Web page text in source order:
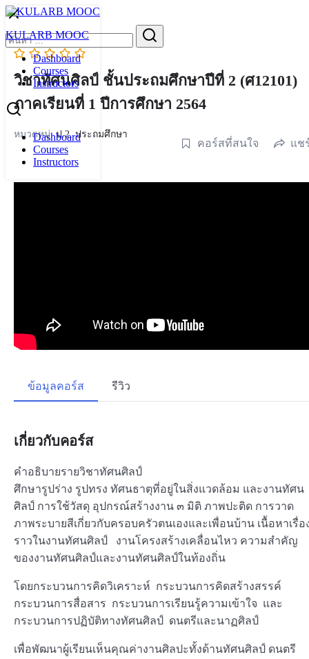
Skip
content
KULARB MOOC
Dashboard
Courses
Instructors
Dashboard
Courses
Instructors
Search
for:
วิชาทัศนศิลป์ ชั้นประถมศึกษาปีที่ 2 (ศ12101)
ภาคเรียนที่ 1 ปีการศึกษา 2564
หมวดหมู่:ป.2,ประถมศึกษา
คอร์สที่สนใจ แช
ข้อมูลคอร์ส รีวิว
เกี่ยวกับคอร์ส
คำอธิบายรายวิชาทัศนศิลป์
ศึกษารูปร่าง รูปทรง ทัศนธาตุที่อยู่ในสิ่งแวดล้อม และงานทัศน
ศิลป์ การใช้วัสดุ อุปกรณ์สร้างงาน ๓ มิติ ภาพปะติด การวาด
ภาพระบายสีเกี่ยวกับครอบครัวตนเองและเพื่อนบ้าน เนื้อหาเรื่อ
ราวในงานทัศนศิลป์ งานโครงสร้างเคลื่อนไหว ความสำคัญ
ของงานทัศนศิลป์และงานทัศนศิลป์ในท้องถิ่น
โดยกระบวนการคิดวิเคราะห์ กระบวนการคิดสร้างสรรค์
กระบวนการสื่อสาร กระบวนการเรียนรู้ความเข้าใจ และ
กระบวนการปฏิบัติทางทัศนศิลป์ ดนตรีและนาฏศิลป์
เพื่อพัฒนาผู้เรียนเห็นคุณค่างานศิลปะทั้งด้านทัศนศิลป์ ดนตรี